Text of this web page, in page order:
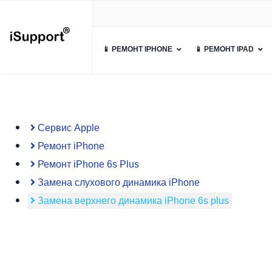
📱 РЕМОНТ IPHONE 📱 РЕМОНТ IPAD
Сервис Apple
Ремонт iPhone
Ремонт iPhone 6s Plus
Замена слухового динамика iPhone
Замена верхнего динамика iPhone 6s plus